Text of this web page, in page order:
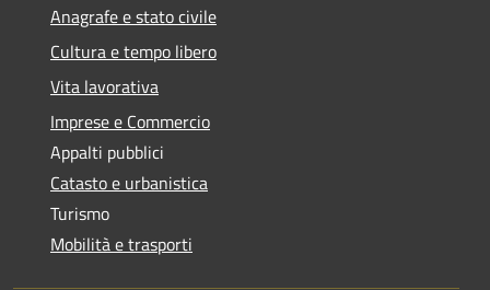
Anagrafe e stato civile
Cultura e tempo libero
Vita lavorativa
Imprese e Commercio
Appalti pubblici
Catasto e urbanistica
Turismo
Mobilità e trasporti